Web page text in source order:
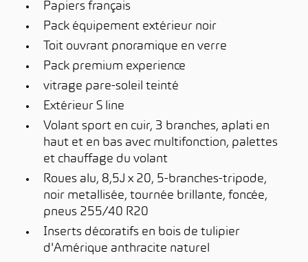
Papiers français
Pack équipement extérieur noir
Toit ouvrant pnoramique en verre
Pack premium experience
vitrage pare-soleil teinté
Extérieur S line
Volant sport en cuir, 3 branches, aplati en
haut et en bas avec multifonction, palettes
et chauffage du volant
Roues alu, 8,5J x 20, 5-branches-tripode,
noir metallisée, tournée brillante, foncée,
pneus 255/40 R20
Inserts décoratifs en bois de tulipier
d'Amérique anthracite naturel